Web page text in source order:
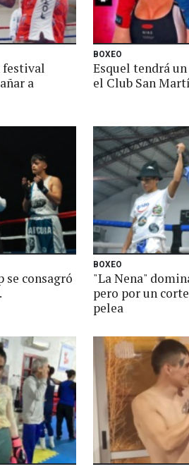
festival
a
BOXEO
Esquel tendrá
el Club San
consagró
BOXEO
"La Nena"
pero por un
pelea